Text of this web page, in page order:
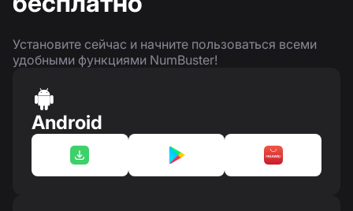
Установите сейчас и начните пользоваться всеми
удобными функциями NumBuster!
Android